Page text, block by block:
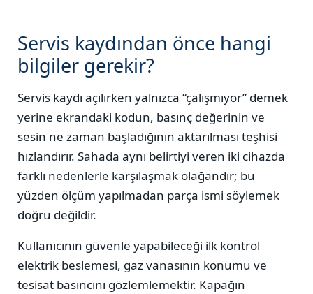
Servis kaydından önce hangi
bilgiler gerekir?
Servis kaydı açılırken yalnızca “çalışmıyor” demek
yerine ekrandaki kodun, basınç değerinin ve
sesin ne zaman başladığının aktarılması teşhisi
hızlandırır. Sahada aynı belirtiyi veren iki cihazda
farklı nedenlerle karşılaşmak olağandır; bu
yüzden ölçüm yapılmadan parça ismi söylemek
doğru değildir.
Kullanıcının güvenle yapabileceği ilk kontrol
elektrik beslemesi, gaz vanasının konumu ve
tesisat basıncını gözlemlemektir. Kapağın